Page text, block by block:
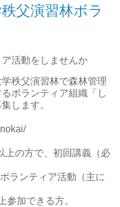
父演習林ボラ
活動をしませんか
秩父演習林で森林管理
ボランティア組織「し
集します。
上の方で、初回講義（必
ランティア活動（主に
参加できる方。